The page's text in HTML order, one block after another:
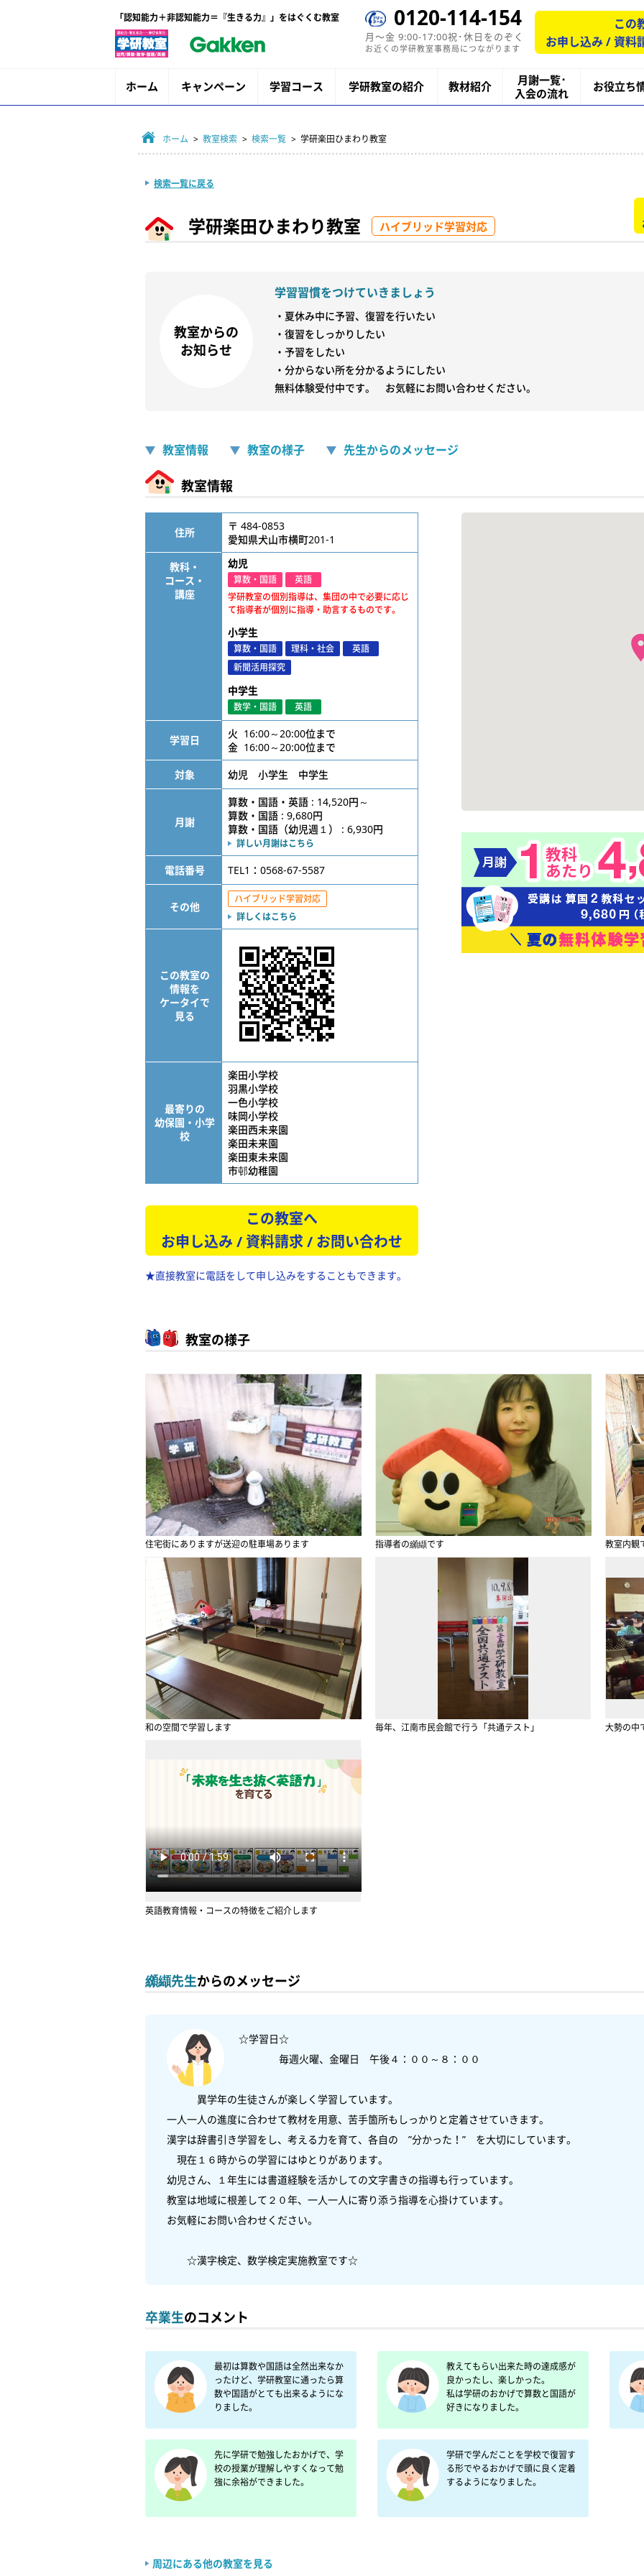
「認知能力＋非認知能力＝『生きる力』」をはぐくむ教室 0120-114-154
月〜金 9:00-17:00祝･休日をのぞく
お近くの学研教室事務局につながります
この
お申し込み / 資料
ホーム キャンペーン 学習コース 学研教室の紹介 教材紹介
月謝一覧･
入会の流れ
お役立ち
ホーム > 教室検索 > 検索一覧 > 学研楽田ひまわり教室
検索一覧に戻る
学研楽田ひまわり教室 ハイブリッド学習対応
教室からの
お知らせ
学習習慣をつけていきましょう
・夏休み中に予習、復習を行いたい
・復習をしっかりしたい
・予習をしたい
・分からない所を分かるようにしたい
無料体験受付中です。　お気軽にお問い合わせください。
教室情報 教室の様子 先生からのメッセージ
教室情報
住所
〒 484-0853
愛知県犬山市横町201-1
教科・
コース・
講座
幼児
算数・国語
英語
学研教室の個別指導は、集団の中で必要に応じ
て指導者が個別に指導・助言するものです。
小学生
算数・国語 理科・社会
英語
新聞活用探究
中学生
数学・国語 英語
学習日
火 16:00～20:00位まで
金 16:00～20:00位まで
対象
幼児 小学生 中学生
月謝
算数・国語・英語 : 14,520円～
算数・国語 : 9,680円
算数・国語（幼児週１） : 6,930円
詳しい月謝はこちら
電話番号 TEL1：0568-67-5587
その他
ハイブリッド学習対応
詳しくはこちら
この教室の
情報を
ケータイで
見る
最寄りの
幼保園・小学
校
楽田小学校
羽黒小学校
一色小学校
味岡小学校
楽田西未来園
楽田未来園
楽田東未来園
市邨幼稚園
この教室へ
お申し込み / 資料請求 / お問い合わせ
★直接教室に電話をして申し込みをすることもできます。
教室の様子
住宅街にありますが送迎の駐車場あります 指導者の纐纈です 教室内観
和の空間で学習します 毎年、江南市民会館で行う「共通テスト」 大勢の中
英語教育情報・コースの特徴をご紹介します
纐纈先生からのメッセージ
☆学習日☆
毎週火曜、金曜日　午後４：００～８：００
異学年の生徒さんが楽しく学習しています。
一人一人の進度に合わせて教材を用意、苦手箇所もしっかりと定着させていきます。
漢字は辞書引き学習をし、考える力を育て、各自の　”分かった！”　を大切にしています。
現在１６時からの学習にはゆとりがあります。
幼児さん、１年生には書道経験を活かしての文字書きの指導も行っています。
教室は地域に根差して２０年、一人一人に寄り添う指導を心掛けています。
お気軽にお問い合わせください。
卒業生のコメント
最初は算数や国語は全然出来なか
ったけど、学研教室に通ったら算
数や国語がとても出来るようにな
りました。
教えてもらい出来た時の達成感が
良かったし、楽しかった。
私は学研のおかげで算数と国語が
好きになりました。
先に学研で勉強したおかげで、学
校の授業が理解しやすくなって勉
強に余裕ができました。
学研で学んだことを学校で復習す
る形でやるおかげで頭に良く定着
するようになりました。
周辺にある他の教室を見る